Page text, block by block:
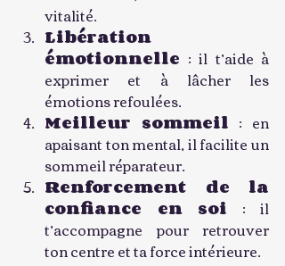
vitalité.
Libération
émotionnelle : il t’aide à
exprimer et à lâcher les
émotions refoulées.
Meilleur sommeil : en
apaisant ton mental, il facilite un
sommeil réparateur.
Renforcement de la
confiance en soi : il
t’accompagne pour retrouver
ton centre et ta force intérieure.